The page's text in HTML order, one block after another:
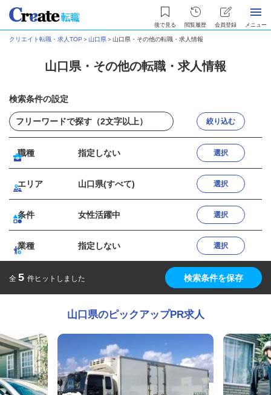
後で見る 閲覧履歴 会員登録 メニュー
クリエイト転職・求人TOP ＞山口県＞山口県・その他の転職・求人情報
山口県・その他の転職・求人情報
検索条件の設定
絞り込む
職種 指定しない 選択
エリア 山口県(すべて) 選択
条件 女性活躍中 選択
業種 指定しない 選択
全 5 件ヒットしました 検索条件を保存
山口県のピックアップPR求人